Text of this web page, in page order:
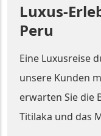
Luxus-
Peru
Eine Luxusreise
unsere Kunden
erwarten Sie die
Titilaka und das